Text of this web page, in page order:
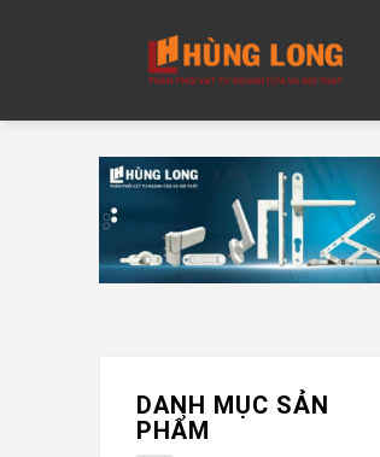
DANH MỤC SẢN
PHẨM